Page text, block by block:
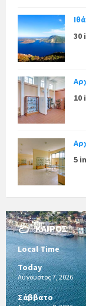
30
10
5
ΚΑΙΡΌΣ
Local Time
Today
Αύγουστος 7, 2026
Σάββατο